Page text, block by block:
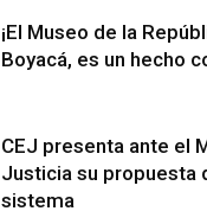
¡El Museo de la
Boyacá, es un hecho
CEJ presenta ante el
Justicia su propuesta
sistema